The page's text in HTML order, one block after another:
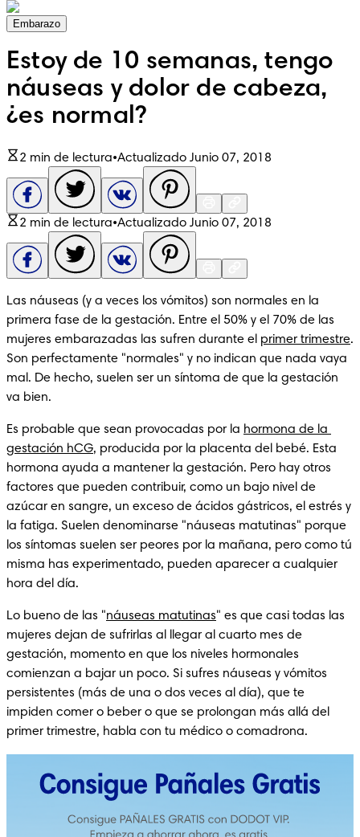
Embarazo
Estoy de 10 semanas, tengo
náuseas y dolor de cabeza,
¿es normal?
2 min de lectura•Actualizado Junio 07, 2018
2 min de lectura•Actualizado Junio 07, 2018
Las náuseas (y a veces los vómitos) son normales en la
primera fase de la gestación. Entre el 50% y el 70% de las
mujeres embarazadas las sufren durante el primer trimestre.
Son perfectamente "normales" y no indican que nada vaya
mal. De hecho, suelen ser un síntoma de que la gestación
va bien.
Es probable que sean provocadas por la hormona de la
gestación hCG, producida por la placenta del bebé. Esta
hormona ayuda a mantener la gestación. Pero hay otros
factores que pueden contribuir, como un bajo nivel de
azúcar en sangre, un exceso de ácidos gástricos, el estrés y
la fatiga. Suelen denominarse "náuseas matutinas" porque
los síntomas suelen ser peores por la mañana, pero como tú
misma has experimentado, pueden aparecer a cualquier
hora del día.
Lo bueno de las "náuseas matutinas" es que casi todas las
mujeres dejan de sufrirlas al llegar al cuarto mes de
gestación, momento en que los niveles hormonales
comienzan a bajar un poco. Si sufres náuseas y vómitos
persistentes (más de una o dos veces al día), que te
impiden comer o beber o que se prolongan más allá del
primer trimestre, habla con tu médico o comadrona.